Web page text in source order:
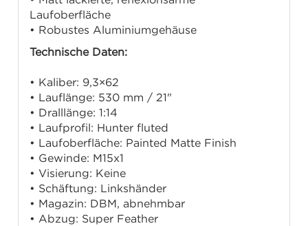
Laufoberfläche
• Robustes Aluminiumgehäuse
Technische Daten:
• Kaliber: 9,3×62
• Lauflänge: 530 mm / 21"
• Dralllänge: 1:14
• Laufprofil: Hunter fluted
• Laufoberfläche: Painted Matte Finish
• Gewinde: M15x1
• Visierung: Keine
• Schäftung: Linkshänder
• Magazin: DBM, abnehmbar
• Abzug: Super Feather